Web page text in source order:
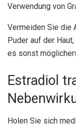
Verwendung von
Vermeiden Sie die
Puder auf der
es sonst
Estradiol
Holen Sie sich